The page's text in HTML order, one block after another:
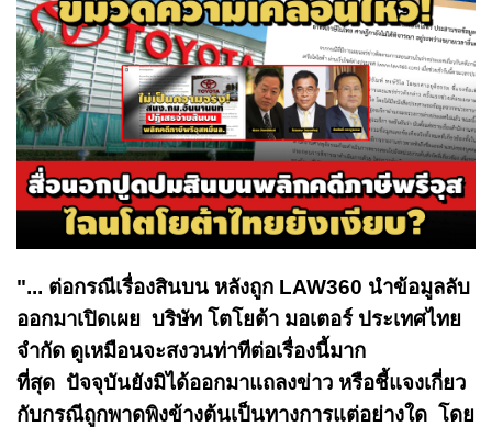
"... ต่อกรณีเรื่องสินบน หลังถูก LAW360 นำข้อมูลลับ
ออกมาเปิดเผย บริษัท โตโยต้า มอเตอร์ ประเทศไทย
จำกัด ดูเหมือนจะสงวนท่าทีต่อเรื่องนี้มาก
ที่สุด ปัจจุบันยังมิได้ออกมาแถลงข่าว หรือชี้แจงเกี่ยว
กับกรณีถูกพาดพิงข้างต้นเป็นทางการแต่อย่างใด โดย